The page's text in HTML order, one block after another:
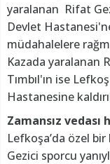
yaralanan Rifat
Devlet
müdahalelere
Kazada yaralanan
Tımbıl'ın ise
Hastanesine
Zamansız vedası
Lefkoşa’da özel
Gezici sporcu